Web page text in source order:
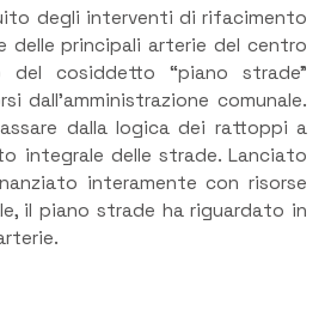
degli interventi di rifacimento
delle principali arterie del centro
del cosiddetto “piano strade”
dall’amministrazione comunale.
dalla logica dei rattoppi a
integrale delle strade. Lanciato
interamente con risorse
il piano strade ha riguardato in